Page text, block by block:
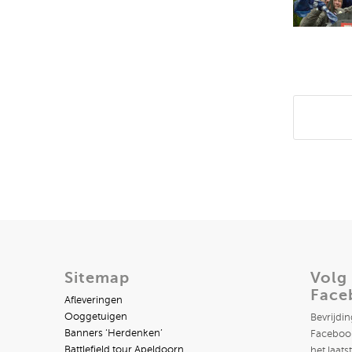
Sitemap
Afleveringen
Ooggetuigen
Banners ‘Herdenken’
Volg